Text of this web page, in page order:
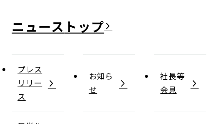
ニュース
プレス
リリー
ス
お知ら
せ
社長等
会見